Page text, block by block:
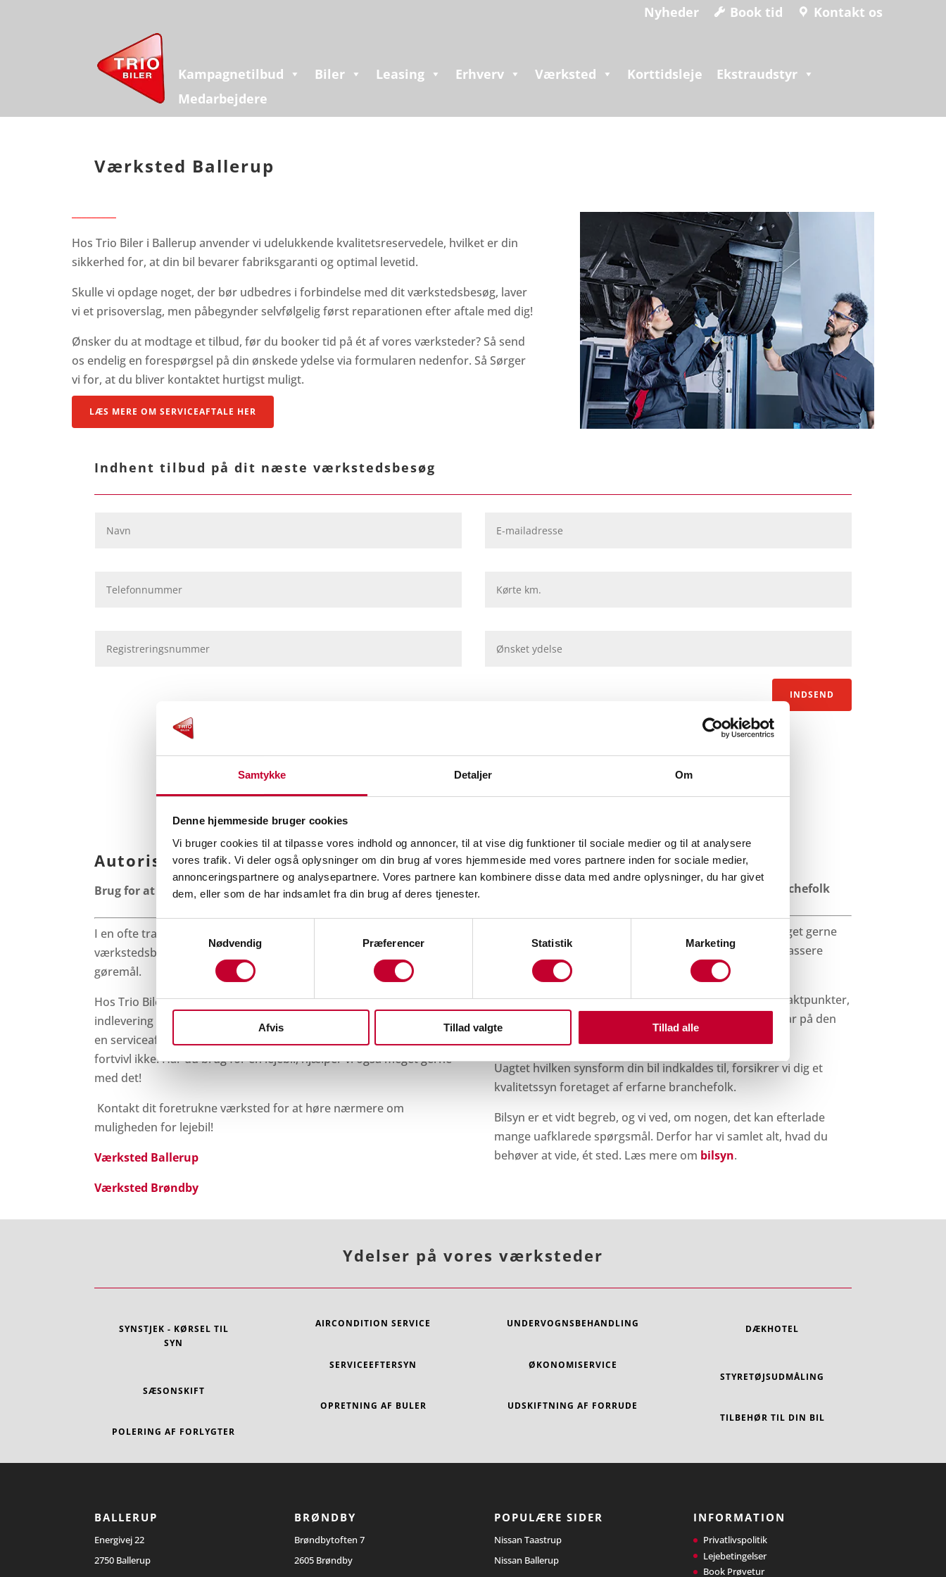
Samtykke Detaljer Om
Denne hjemmeside bruger cookies
Vi bruger cookies til at tilpasse vores indhold og annoncer, til at vise dig funktioner til sociale medier og til at analysere
vores trafik. Vi deler også oplysninger om din brug af vores hjemmeside med vores partnere inden for sociale medier,
annonceringspartnere og analysepartnere. Vores partnere kan kombinere disse data med andre oplysninger, du har givet
dem, eller som de har indsamlet fra din brug af deres tjenester.
Nødvendig
Præferencer Statistik Marketing
Afvis Tillad valgte Tillad alle
Nyheder Book tid Kontakt os
Kampagnetilbud Biler Leasing Erhverv Værksted Korttidsleje
Ekstraudstyr
Medarbejdere
Værksted Ballerup
Hos Trio Biler i Ballerup anvender vi udelukkende kvalitetsreservedele, hvilket er din
sikkerhed for, at din bil bevarer fabriksgaranti og optimal levetid.
Skulle vi opdage noget, der bør udbedres i forbindelse med dit værkstedsbesøg, laver
vi et prisoverslag, men påbegynder selvfølgelig først reparationen efter aftale med dig!
Ønsker du at modtage et tilbud, før du booker tid på ét af vores værksteder? Så send
os endelig en forespørgsel på din ønskede ydelse via formularen nedenfor. Så Sørger
vi for, at du bliver kontaktet hurtigst muligt.
LÆS MERE OM SERVICEAFTALE HER
Indhent tilbud på dit næste værkstedsbesøg
INDSEND
Autoriseret autoværksted med lånebil
Brug for at komme hurtigt videre?
I en ofte travl hverdag, kan det være en udfordring at booke
værkstedsbesøg, velvidende om, at du skal undvære bilen til andre
gøremål.
Hos Trio Biler sørger vi for, at du hurtigt er på farten efter
indlevering af din bil. Vi tilbyder nemlig gratis lånebil til dig, der har
en serviceaftale hos os. Skulle du ikke have en serviceaftale, så
fortvivl ikke. Har du brug for en lejebil, hjælper vi også meget gerne
med det!
Kontakt dit foretrukne værksted for at høre nærmere om
muligheden for lejebil!
Værksted Ballerup
Værksted Brøndby
Bilsyn
Vi sikrer dig et kvalitetssyn foretaget af erfarne branchefolk
Er din bil indkaldt til syn? Hos Trio Biler overtager vi meget gerne
de nødvendige gøremål, der medfølger, så din bil kan passere
synshallen med bekvemmelighed og ro i karosseriet.
Når du bestiller tid til syn via os, minimerer vi dine kontaktpunkter,
fra når du modtager indkaldelsen, til din bil igen står klar på den
Uagtet hvilken synsform din bil indkaldes til, forsikrer vi dig et
kvalitetssyn foretaget af erfarne branchefolk.
Bilsyn er et vidt begreb, og vi ved, om nogen, det kan efterlade
mange uafklarede spørgsmål. Derfor har vi samlet alt, hvad du
behøver at vide, ét sted. Læs mere om bilsyn.
Ydelser på vores værksteder
SYNSTJEK - KØRSEL TIL
SYN
SÆSONSKIFT
POLERING AF FORLYGTER
AIRCONDITION SERVICE
SERVICEEFTERSYN
OPRETNING AF BULER
UNDERVOGNSBEHANDLING
ØKONOMISERVICE
UDSKIFTNING AF FORRUDE
DÆKHOTEL
STYRETØJSUDMÅLING
TILBEHØR TIL DIN BIL
BALLERUP
Energivej 22
2750 Ballerup
BRØNDBY
Brøndbytoften 7
2605 Brøndby
POPULÆRE SIDER
Nissan Taastrup
Nissan Ballerup
INFORMATION
Privatlivspolitik
Lejebetingelser
Book Prøvetur